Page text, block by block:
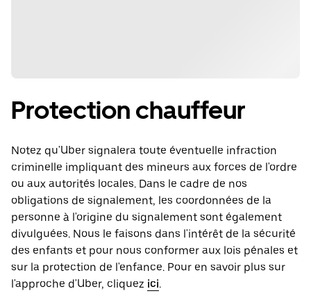
Protection chauffeur
Notez qu'Uber signalera toute éventuelle infraction
criminelle impliquant des mineurs aux forces de l'ordre
ou aux autorités locales. Dans le cadre de nos
obligations de signalement, les coordonnées de la
personne à l'origine du signalement sont également
divulguées. Nous le faisons dans l'intérêt de la sécurité
des enfants et pour nous conformer aux lois pénales et
sur la protection de l'enfance. Pour en savoir plus sur
l'approche d'Uber, cliquez ici.